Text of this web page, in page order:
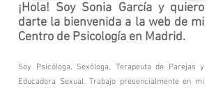
¡Hola! Soy Sonia García y quiero
darte la bienvenida a la web de mi
Centro de Psicología en Madrid.
Soy Psicóloga, Sexóloga, Terapeuta de Parejas y
Educadora Sexual. Trabajo presencialmente en mi